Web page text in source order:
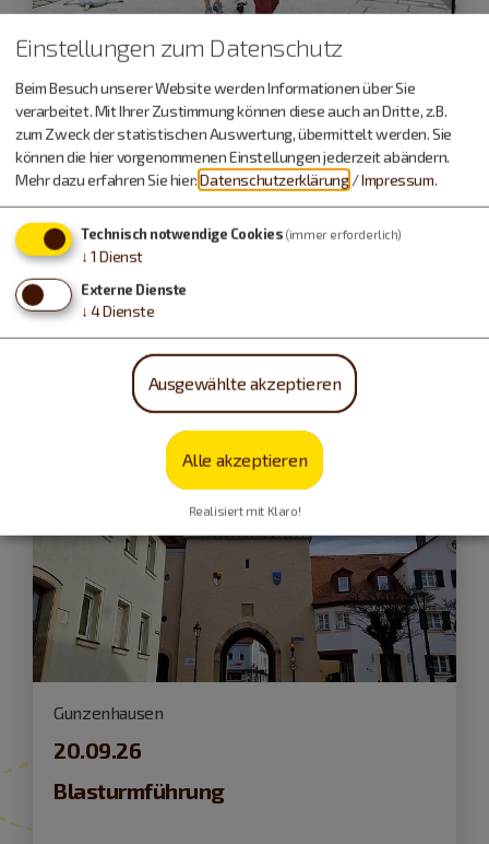
Gunzenhausen
19.09.26
Stadtführung
Ein historischer Rundgang
Führungen und Exkursionen
Gunzenhausen
20.09.26
Blasturmführung
Einstellungen zum Datenschutz
Beim Besuch unserer Website werden Informationen über Sie
verarbeitet. Mit Ihrer Zustimmung können diese auch an Dritte, z.B.
zum Zweck der statistischen Auswertung, übermittelt werden. Sie
können die hier vorgenommenen Einstellungen jederzeit abändern.
Mehr dazu erfahren Sie hier:Datenschutzerklärung /Impressum.
Technisch notwendige Cookies (immer erforderlich)
↓ 1 Dienst
Externe Dienste
↓ 4Dienste
Ausgewählte akzeptieren
Alle akzeptieren
Realisiert mit Klaro!